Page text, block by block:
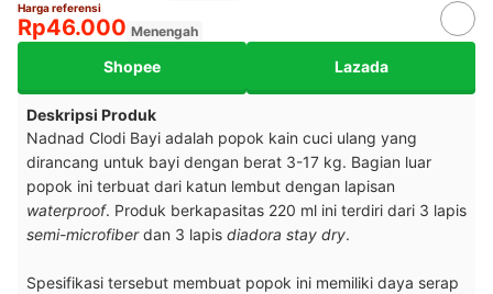
Harga referensi
Rp46.000 Menengah
Shopee Lazada
Deskripsi Produk
Nadnad Clodi Bayi adalah popok kain cuci ulang yang
dirancang untuk bayi dengan berat 3-17 kg. Bagian luar
popok ini terbuat dari katun lembut dengan lapisan
waterproof. Produk berkapasitas 220 ml ini terdiri dari 3 lapis
semi-microfiberdan 3 lapis diadora stay dry.
Spesifikasi tersebut membuat popok ini memiliki daya serap